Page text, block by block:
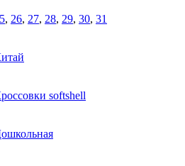
, 26, 27, 28, 29, 30, 31
softshell